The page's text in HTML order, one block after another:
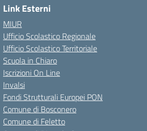
Link Esterni
MIUR
Ufficio Scolastico Regionale
Ufficio Scolastico Territoriale
Scuola in Chiaro
Iscrizioni On Line
Invalsi
Fondi Strutturali Europei PON
Comune di Bosconero
Comune di Feletto